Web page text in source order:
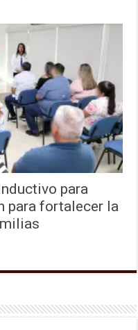
para
para fortalecer la